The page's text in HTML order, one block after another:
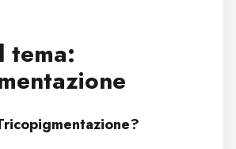
tema: